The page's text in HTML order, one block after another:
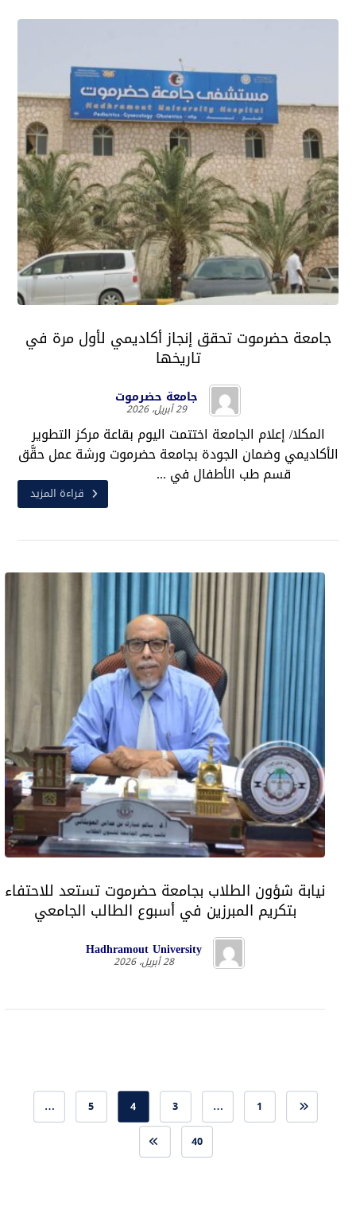
جامعة حضرموت تحقق إنجاز أكاديمي لأول مرة في
تاريخها
جامعة حضرموت
29 أبريل، 2026
المكلا/ إعلام الجامعة اختتمت اليوم بقاعة مركز التطوير
الأكاديمي وضمان الجودة بجامعة حضرموت ورشة عمل حقَّق
قسم طب الأطفال في ...
قراءة المزيد
نيابة شؤون الطلاب بجامعة حضرموت تستعد للاحتفاء
بتكريم المبرزين في أسبوع الطالب الجامعي
Hadhramout University
28 أبريل، 2026
1
…
3
4
5
…
40